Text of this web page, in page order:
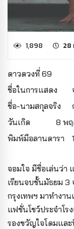
1,898 28
ดาวดวงที่ 69
ชื่อในการแสดง
ชื่อ-นามสกุลจริง
วันเกิด
8 พ
พิมพ์มือลานดารา
จอมใจ มีชื่อเล่นว่า
เรียนจบชั้นมัธยม 3
กรุงเทพฯ มาทำงา
แฟชั่นโชว์ประจำโร
รองขวัญใจโดมแล